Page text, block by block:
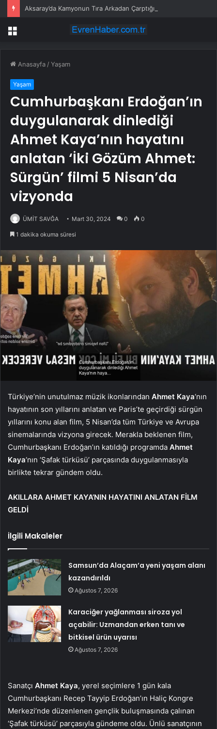
Menü
Anasayfa /Yaşam
Yaşam
Cumhurbaşkanı Erdoğan’ın
duygulanarak dinlediği
Ahmet Kaya’nın hayatını
anlatan ‘İki Gözüm Ahmet:
Sürgün’ filmi 5 Nisan’da
vizyonda
ÜMİT SAVĞA Mart 30, 2024 0 0
1 dakika okuma süresi
Türkiye’nin unutulmaz müzik ikonlarından Ahmet Kaya‘nın
hayatının son yıllarını anlatan ve Paris’te geçirdiği sürgün
yıllarını konu alan film, 5 Nisan’da tüm Türkiye ve Avrupa
sinemalarında vizyona girecek. Merakla beklenen film,
Cumhurbaşkanı Erdoğan’ın katıldığı programda Ahmet
Kaya‘nın ‘Şafak türküsü’ parçasında duygulanmasıyla
birlikte tekrar gündem oldu.
AKILLARA AHMET KAYA’NIN HAYATINI ANLATAN FİLM
GELDİ
İlgili Makaleler
Samsun’da Alaçam’a yeni yaşam alanı
kazandırıldı
Ağustos 7, 2026
Karaciğer yağlanması siroza yol
açabilir: Uzmandan erken tanı ve
bitkisel ürün uyarısı
Ağustos 7, 2026
Sanatçı Ahmet Kaya, yerel seçimlere 1 gün kala
Cumhurbaşkanı Recep Tayyip Erdoğan’ın Haliç Kongre
Merkezi’nde düzenlenen gençlik buluşmasında çalınan
‘Şafak türküsü’ parçasıyla gündeme oldu. Ünlü sanatçının